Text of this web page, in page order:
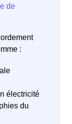
:
électricité
du